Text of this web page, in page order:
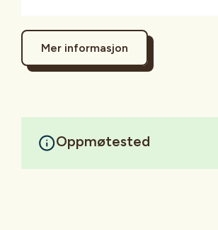
Mer informasjon
Oppmøtested